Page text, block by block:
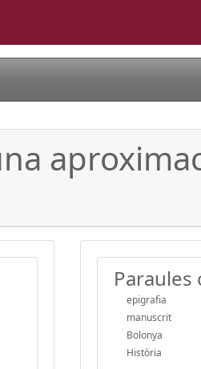
Paraules
epigrafia
manuscrit
Bolonya
Història